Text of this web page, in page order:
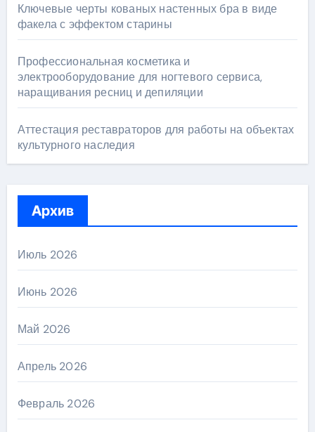
Ключевые черты кованых настенных бра в виде
факела с эффектом старины
Профессиональная косметика и
электрооборудование для ногтевого сервиса,
наращивания ресниц и депиляции
Аттестация реставраторов для работы на объектах
культурного наследия
Архив
Июль 2026
Июнь 2026
Май 2026
Апрель 2026
Февраль 2026